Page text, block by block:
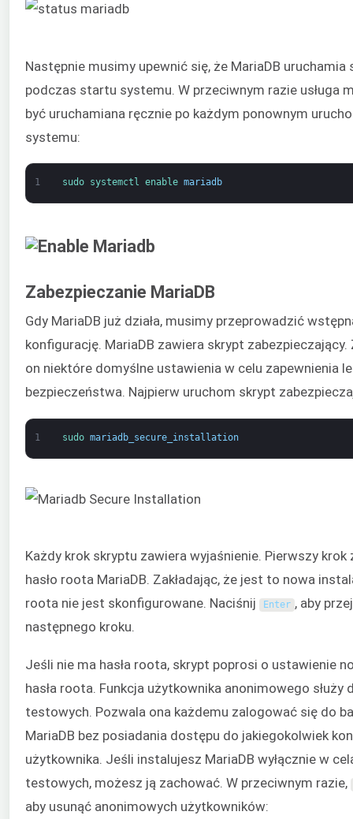
Następnie musimy upewnić się, że MariaDB uruchamia
podczas startu systemu. W przeciwnym razie usługa
być uruchamiana ręcznie po każdym ponownym
systemu:
1 sudo systemctl enable mariadb
Zabezpieczanie MariaDB
Gdy MariaDB już działa, musimy przeprowadzić
konfigurację. MariaDB zawiera skrypt zabezpieczający.
on niektóre domyślne ustawienia w celu zapewnienia
bezpieczeństwa. Najpierw uruchom skrypt
1 sudo mariadb_secure_installation
Każdy krok skryptu zawiera wyjaśnienie. Pierwszy krok
hasło roota MariaDB. Zakładając, że jest to nowa
roota nie jest skonfigurowane. Naciśnij
Enter , aby
następnego kroku.
Jeśli nie ma hasła roota, skrypt poprosi o ustawienie
hasła roota. Funkcja użytkownika anonimowego służy
testowych. Pozwala ona każdemu zalogować się do
MariaDB bez posiadania dostępu do jakiegokolwiek
użytkownika. Jeśli instalujesz MariaDB wyłącznie w
testowych, możesz ją zachować. W przeciwnym razie,
aby usunąć anonimowych użytkowników: